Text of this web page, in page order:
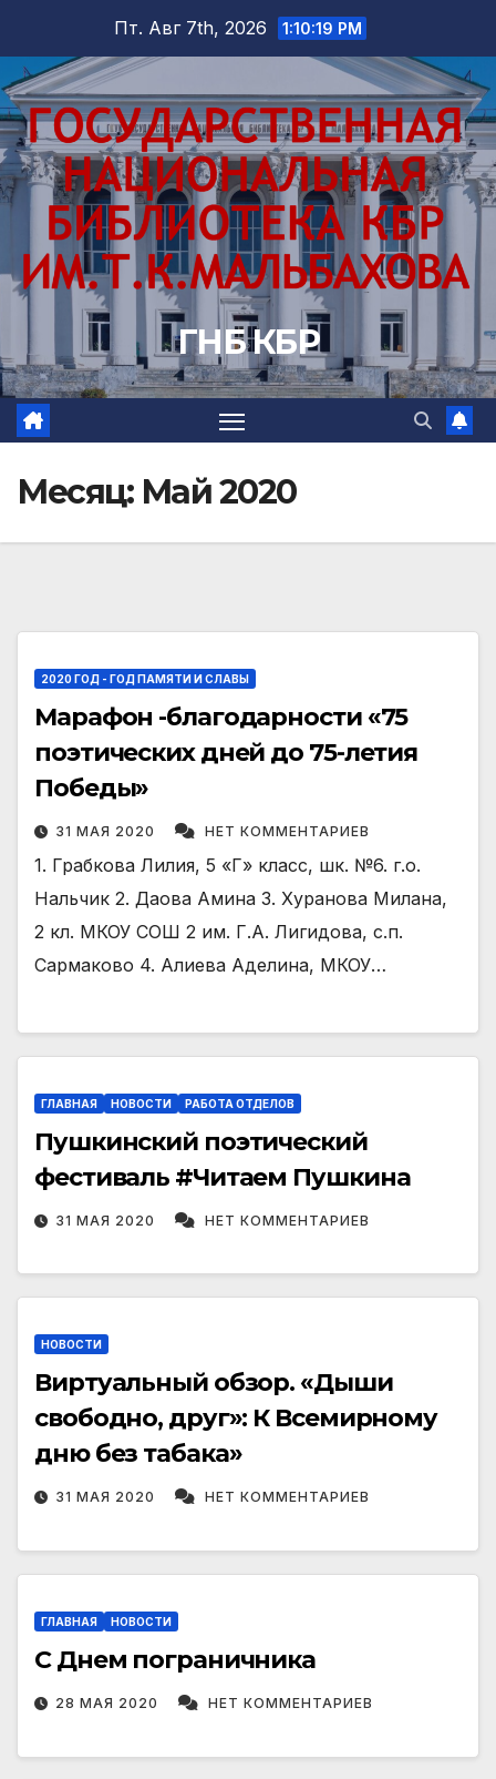
содержимому
Пт. Авг 7th, 2026 1:10:20 PM
ГНБ КБР
Месяц: Май 2020
2020 ГОД - ГОД ПАМЯТИ И СЛАВЫ
Марафон -благодарности «75
поэтических дней до 75-летия
Победы»
31 МАЯ 2020 НЕТ КОММЕНТАРИЕВ
1. Грабкова Лилия, 5 «Г» класс, шк. №6. г.о.
Нальчик 2. Даова Амина 3. Хуранова Милана,
2 кл. МКОУ СОШ 2 им. Г.А. Лигидова, с.п.
Сармаково 4. Алиева Аделина, МКОУ…
ГЛАВНАЯ НОВОСТИ РАБОТА ОТДЕЛОВ
Пушкинский поэтический
фестиваль #Читаем Пушкина
31 МАЯ 2020 НЕТ КОММЕНТАРИЕВ
НОВОСТИ
Виртуальный обзор. «Дыши
свободно, друг»: К Всемирному
дню без табака»
31 МАЯ 2020 НЕТ КОММЕНТАРИЕВ
ГЛАВНАЯ НОВОСТИ
С Днем пограничника
28 МАЯ 2020 НЕТ КОММЕНТАРИЕВ